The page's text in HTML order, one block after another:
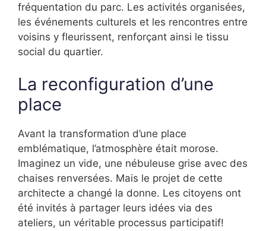
fréquentation du parc. Les activités organisées,
les événements culturels et les rencontres entre
voisins y fleurissent, renforçant ainsi le tissu
social du quartier.
La reconfiguration d’une
place
Avant la transformation d’une place
emblématique, l’atmosphère était morose.
Imaginez un vide, une nébuleuse grise avec des
chaises renversées. Mais le projet de cette
architecte a changé la donne. Les citoyens ont
été invités à partager leurs idées via des
ateliers, un véritable processus participatif!